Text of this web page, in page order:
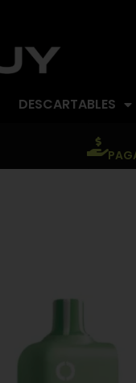
DESCARTABLES